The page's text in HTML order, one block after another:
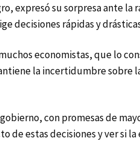
expresó su sorpresa ante
decisiones rápidas y
economistas, que lo
la incertidumbre sobre
con promesas de
de estas decisiones y ver si